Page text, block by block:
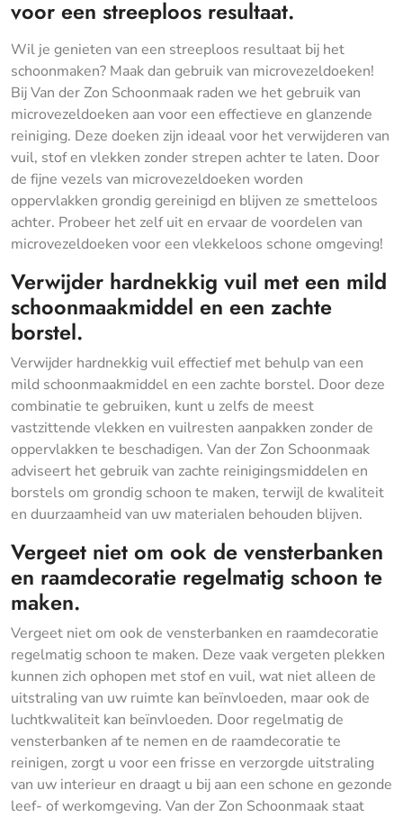
voor een streeploos resultaat.
Wil je genieten van een streeploos resultaat bij het
schoonmaken? Maak dan gebruik van microvezeldoeken!
Bij Van der Zon Schoonmaak raden we het gebruik van
microvezeldoeken aan voor een effectieve en glanzende
reiniging. Deze doeken zijn ideaal voor het verwijderen van
vuil, stof en vlekken zonder strepen achter te laten. Door
de fijne vezels van microvezeldoeken worden
oppervlakken grondig gereinigd en blijven ze smetteloos
achter. Probeer het zelf uit en ervaar de voordelen van
microvezeldoeken voor een vlekkeloos schone omgeving!
Verwijder hardnekkig vuil met een mild
schoonmaakmiddel en een zachte
borstel.
Verwijder hardnekkig vuil effectief met behulp van een
mild schoonmaakmiddel en een zachte borstel. Door deze
combinatie te gebruiken, kunt u zelfs de meest
vastzittende vlekken en vuilresten aanpakken zonder de
oppervlakken te beschadigen. Van der Zon Schoonmaak
adviseert het gebruik van zachte reinigingsmiddelen en
borstels om grondig schoon te maken, terwijl de kwaliteit
en duurzaamheid van uw materialen behouden blijven.
Vergeet niet om ook de vensterbanken
en raamdecoratie regelmatig schoon te
maken.
Vergeet niet om ook de vensterbanken en raamdecoratie
regelmatig schoon te maken. Deze vaak vergeten plekken
kunnen zich ophopen met stof en vuil, wat niet alleen de
uitstraling van uw ruimte kan beïnvloeden, maar ook de
luchtkwaliteit kan beïnvloeden. Door regelmatig de
vensterbanken af te nemen en de raamdecoratie te
reinigen, zorgt u voor een frisse en verzorgde uitstraling
van uw interieur en draagt u bij aan een schone en gezonde
leef- of werkomgeving. Van der Zon Schoonmaak staat